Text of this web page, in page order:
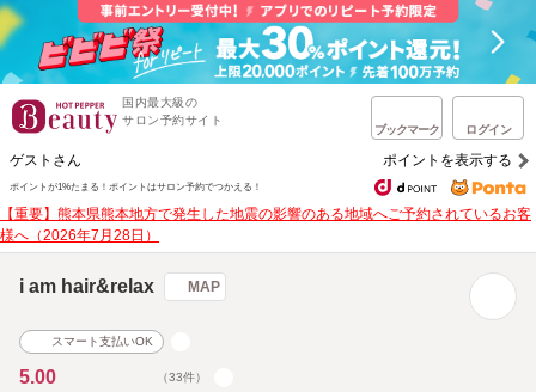
国内最大級の
サロン予約サイト
ブックマーク ログイン
ゲストさん ポイントを表示する
ポイントが1%たまる！ ポイントはサロン予約でつかえる！
【重要】熊本県熊本地方で発生した地震の影響のある地域へご予約されているお客
様へ（2026年7月28日）
i am hair&relax MAP
スマート支払いOK
5.00 （33件）